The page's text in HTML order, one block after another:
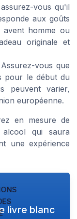
vous qu'il
aux goûts
homme ou
originale et
Assurez-vous que
pour le début du
peuvent varier,
européenne.
en mesure de
qui saura
une expérience
livre blanc